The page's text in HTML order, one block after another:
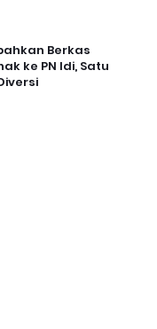
Berkas
ke PN Idi, Satu